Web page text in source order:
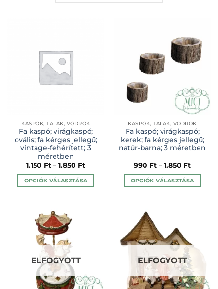
KASPÓK, TÁLAK, VÖDRÖK
Fa kaspó; virágkaspó;
ovális; fa kérges jellegű;
vintage-fehérített; 3
méretben
1.150 Ft – 1.850 Ft
OPCIÓK VÁLASZTÁSA
terméknek
több
variációja
van.
változatok
a
termékoldalon
KASPÓK, TÁLAK, VÖDRÖK
Fa kaspó; virágkaspó;
kerek; fa kérges jellegű;
natúr-barna; 3 méretben
990 Ft – 1.850 Ft
OPCIÓK VÁLASZTÁSA
variációja
van.
változatok
termékoldalon
ELFOGYOTT ELFOGYOTT